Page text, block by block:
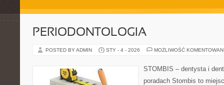
PERIODONTOLOGIA
POSTED BY ADMIN STY - 4 - 2026 MOŻLIWOŚĆ
STOMBIS – dentysta i
poradach Stombis to